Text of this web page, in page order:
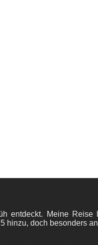
entdeckt. Meine
hinzu, doch besonders